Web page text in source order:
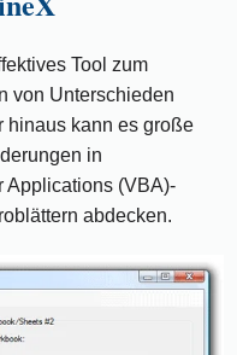
Tool zum
von Unterschieden
hinaus kann es große
in
Applications (VBA)-
abdecken.